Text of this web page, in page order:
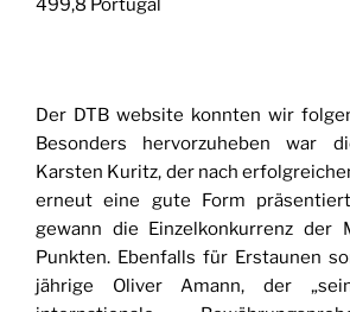
499,8 Portugal
Der DTB website konnten wir
Besonders hervorzuheben war
Karsten Kuritz, der nach
erneut eine gute Form
gewann die Einzelkonkurrenz der
Punkten. Ebenfalls für Erstaunen
jährige Oliver Amann, der